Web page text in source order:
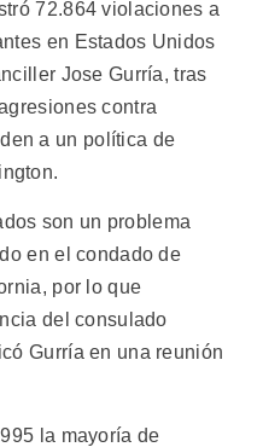
72.864 violaciones a
en Estados Unidos
Jose Gurría, tras
contra
a un política de
son un problema
en el condado de
por lo que
del consulado
Gurría en una reunión
la mayoría de